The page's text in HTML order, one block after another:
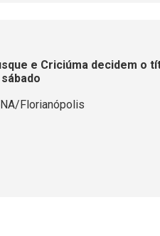
e Criciúma decidem o
Florianópolis